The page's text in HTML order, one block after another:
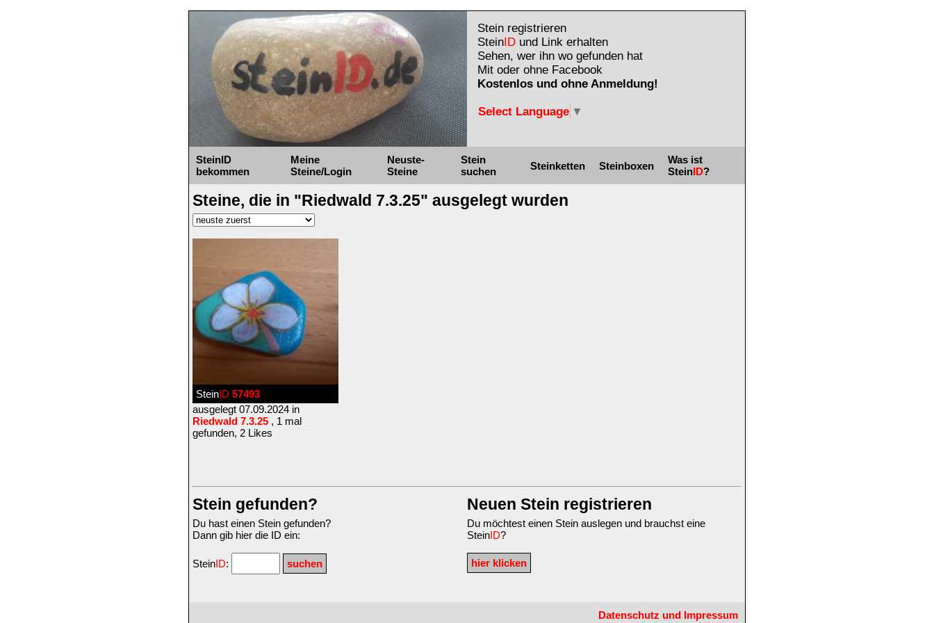
Stein registrieren
SteinID und Link erhalten
Sehen, wer ihn wo gefunden hat
Mit oder ohne Facebook
Kostenlos und ohne Anmeldung!
Select Language ▼
SteinID
bekommen
Meine
Steine/Login
Neuste-
Steine
Stein
suchen
Steinketten Steinboxen
Was ist
SteinID?
Steine, die in "Riedwald 7.3.25" ausgelegt wurden
SteinID 57493
ausgelegt 07.09.2024 in
Riedwald 7.3.25 , 1 mal
gefunden, 2 Likes
Stein gefunden?
Du hast einen Stein gefunden?
Dann gib hier die ID ein:
SteinID:
Neuen Stein registrieren
Du möchtest einen Stein auslegen und brauchst eine
SteinID?
hier klicken
Datenschutz und Impressum